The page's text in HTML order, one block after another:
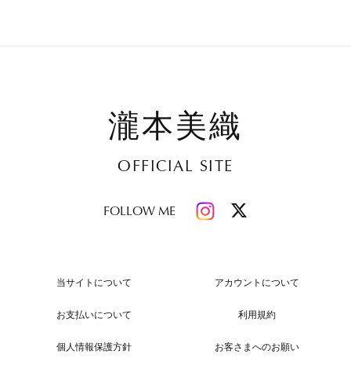
瀧本美織
OFFICIAL SITE
FOLLOW ME
当サイトについて アカウントについて
お支払いについて 利用規約
個人情報保護方針 お客さまへのお願い